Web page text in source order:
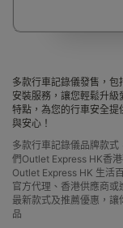
多款行車記錄儀發售，
安裝服務，讓您輕鬆升
特點，為您的行車安全提
與安心！
多款行車記錄儀品牌款
們Outlet Express HK香
Outlet Express HK 生活
官方代理、香港供應商
最新款式及推薦優惠，
品